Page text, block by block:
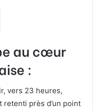
au cœur
:
vers 23 heures,
près d’un point